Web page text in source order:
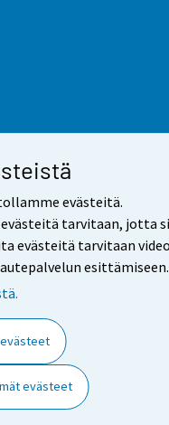
evästeitä.
tarvitaan, jotta
evästeitä tarvitaan
esittämiseen.
evästeet